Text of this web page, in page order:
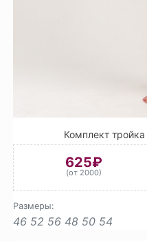
Комплект
625₽
(от 2000)
Размеры:
46 52 56 48 50 54